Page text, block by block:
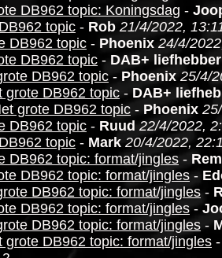
DB962 topic: Koningsdag -
topic - Rob 21/4/2022,
DB962 topic - Phoenix 24/4/
DB962 topic - DAB+ liefhebber
DB962 topic - Phoenix 25/4/
grote DB962 topic - DAB+
grote DB962 topic - Phoenix
DB962 topic - Ruud 22/4/2022,
topic - Mark 20/4/2022,
DB962 topic: format/jingles -
DB962 topic: format/jingles -
DB962 topic: format/jingles -
DB962 topic: format/jingles-
DB962 topic: format/jingles -
grote DB962 topic: format/jingles